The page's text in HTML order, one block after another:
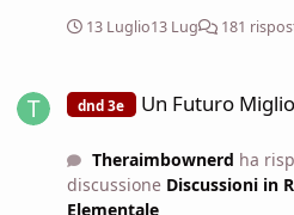
13 Luglio13 Lug 181
dnd 3e Un Futuro
Theraimbownerd ha
discussione Discussioni in
Elementale